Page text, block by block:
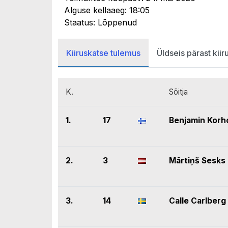
Alguse kellaaeg: 18:05
Staatus: Lõppenud
Kiiruskatse tulemus Üldseis pärast
K. Sõitja
1. 17 Benjamin
2. 3 Mārtiņš Sesks
3. 14 Calle Carlberg